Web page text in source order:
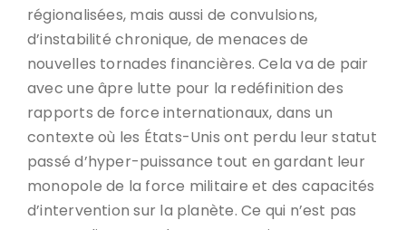
régionalisées, mais aussi de convulsions,
d’instabilité chronique, de menaces de
nouvelles tornades financières. Cela va de pair
avec une âpre lutte pour la redéfinition des
rapports de force internationaux, dans un
contexte où les États-Unis ont perdu leur statut
passé d’hyper-puissance tout en gardant leur
monopole de la force militaire et des capacités
d’intervention sur la planète. Ce qui n’est pas